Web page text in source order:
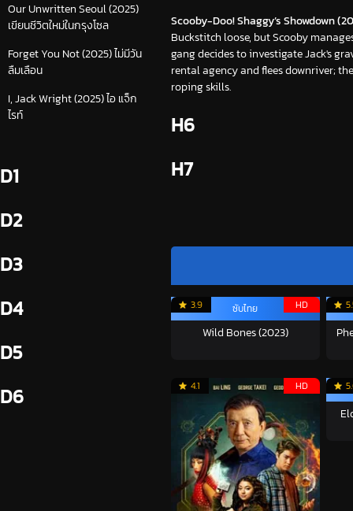
Our Unwritten Seoul (2025)
เขียนชีวิตใหม่ในกรุงโซล
Forget You Not (2025) ไม่มีวัน
ลืมเลือน
I, Jack Wright (2025) ไอ แจ็ก
ไรท์
D1
D2
D3
D4
D5
D6
Scooby-Doo! Shaggy’s Showdown
Buckstitch loose, but Scooby
gang decides to investigate Jack's
rental agency and flees downriver;
roping skills.
H6
H7
3.9 HD
ซับไทย
Wild Bones (2023)
4.1 HD